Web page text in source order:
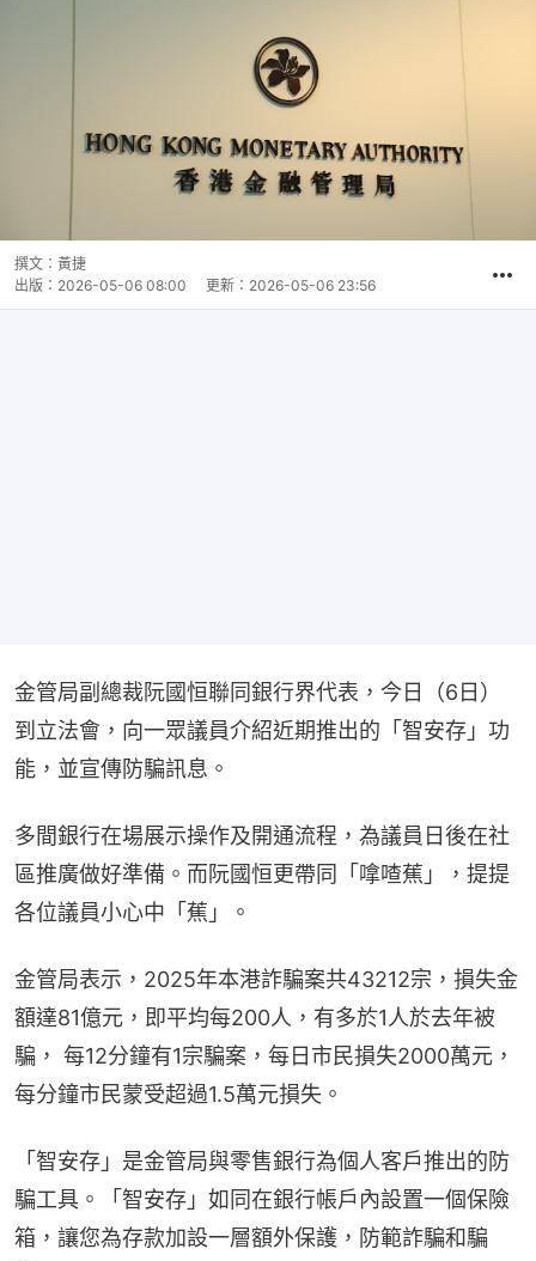
撰文： 黃捷
出版： 2026-05-06 08:00 更新： 2026-05-06 23:56
金管局副總裁阮國恒聯同銀行界代表，今日（6日）
到立法會，向一眾議員介紹近期推出的「智安存」功
能，並宣傳防騙訊息。
多間銀行在場展示操作及開通流程，為議員日後在社
區推廣做好準備。而阮國恒更帶同「嗱喳蕉」，提提
各位議員小心中「蕉」。
金管局表示，2025年本港詐騙案共43212宗，損失金
額達81億元，即平均每200人，有多於1人於去年被
騙， 每12分鐘有1宗騙案，每日市民損失2000萬元，
每分鐘市民蒙受超過1.5萬元損失。
「智安存」是金管局與零售銀行為個人客戶推出的防
騙工具。「智安存」如同在銀行帳戶內設置一個保險
箱，讓您為存款加設一層額外保護，防範詐騙和騙